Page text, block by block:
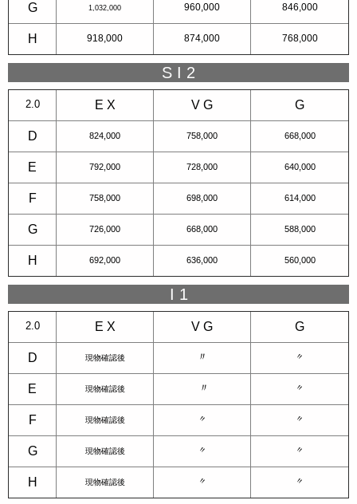
G 1,032,000 960,000 846,000
H 918,000 874,000 768,000
S I 2
2.0 E X V G G
D 824,000 758,000 668,000
E 792,000 728,000 640,000
F 758,000 698,000 614,000
G 726,000 668,000 588,000
H 692,000 636,000 560,000
I 1
2.0 E X V G G
D 現物確認後 〃 〃
E 現物確認後 〃 〃
F 現物確認後 〃 〃
G 現物確認後 〃 〃
H 現物確認後 〃 〃